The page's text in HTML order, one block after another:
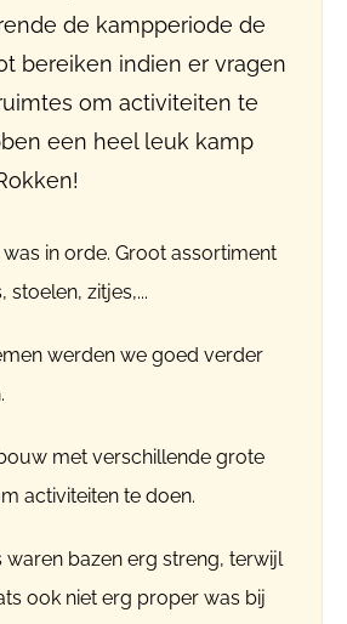
de kampperiode de
bereiken indien er vragen
om activiteiten te
een heel leuk kamp
in orde. Groot assortiment
stoelen, zitjes,...
werden we goed verder
met verschillende grote
activiteiten te doen.
waren bazen erg streng, terwijl
ook niet erg proper was bij